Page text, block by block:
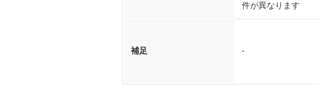
件が異なります
補足 -